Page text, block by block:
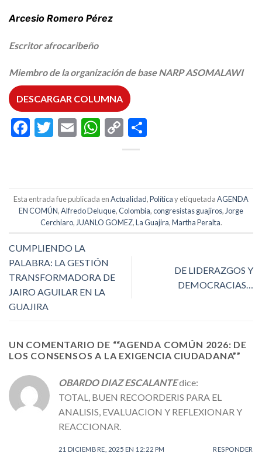
Arcesio Romero Pérez
Escritor afrocaribeño
Miembro de la organización de base NARP ASOMALAWI
DESCARGAR COLUMNA
Facebook
Twitter
EmailWhatsApp
Copy
Link
Esta entrada fue publicada enActualidad,Políticay etiquetadaAGENDA
EN COMÚN,Alfredo Deluque,Colombia,congresistas guajiros, Jorge
Cerchiaro, JUANLO GOMEZ,La Guajira,Martha Peralta.
CUMPLIENDO LA
PALABRA: LA GESTIÓN
TRANSFORMADORA DE
JAIRO AGUILAR EN LA
GUAJIRA
DE LIDERAZGOS Y
DEMOCRACIAS…
UN COMENTARIO DE ““AGENDA COMÚN 2026: DE
LOS CONSENSOS A LA EXIGENCIA CIUDADANA””
OBARDO DIAZ ESCALANTEdice:
TOTAL, BUEN RECOORDERIS PARA EL
ANALISIS, EVALUACION Y REFLEXIONAR Y
REACCIONAR.
21 DICIEMBRE, 2025 EN 12:22 PM RESPONDER